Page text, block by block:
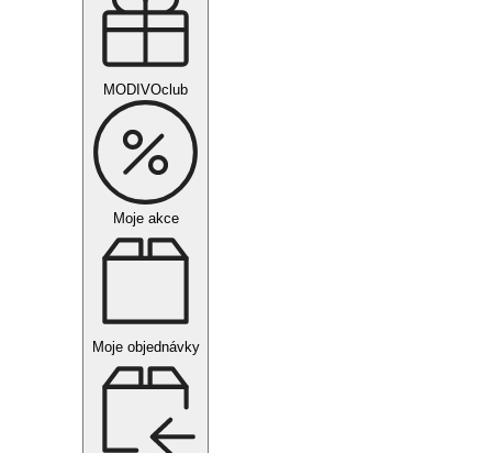
MODIVOclub
Moje akce
Moje objednávky